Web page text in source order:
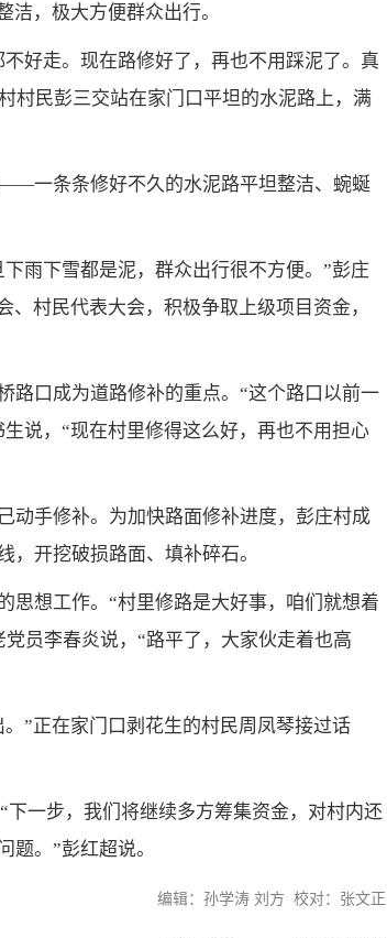
，极大方便群众出行。
好走。现在路修好了，再也不用踩泥了。真
村民彭三交站在家门口平坦的水泥路上，满
一条条修好不久的水泥路平坦整洁、蜿蜒
雨下雪都是泥，群众出行很不方便。”彭庄
村民代表大会，积极争取上级项目资金，
路口成为道路修补的重点。“这个路口以前一
说，“现在村里修得这么好，再也不用担心
动手修补。为加快路面修补进度，彭庄村成
开挖破损路面、填补碎石。
思想工作。“村里修路是大好事，咱们就想着
员李春炎说，“路平了，大家伙走着也高
”正在家门口剥花生的村民周凤琴接过话
一步，我们将继续多方筹集资金，对村内还
。”彭红超说。
编辑：孙学涛 刘方 校对：张文正